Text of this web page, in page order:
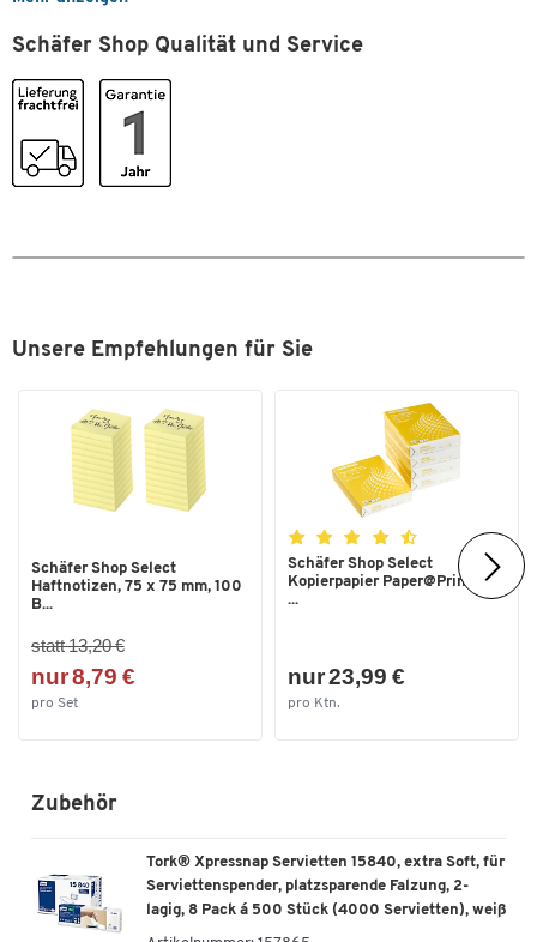
Hersteller-Artikelnummer: 272611
Schäfer Shop Qualität und Service
Unsere Empfehlungen für Sie
Schäfer Shop Select
Haftnotizen, 75 x 75 mm, 100
B...
statt 13,20 €
nur 8,79 €
pro Set
Schäfer Shop Select
Kopierpapier Paper@Print, DIN
...
nur 23,99 €
pro Ktn.
Zubehör
Tork® Xpressnap Servietten 15840, extra Soft, für
Serviettenspender, platzsparende Falzung, 2-
lagig, 8 Pack á 500 Stück (4000 Servietten), weiß